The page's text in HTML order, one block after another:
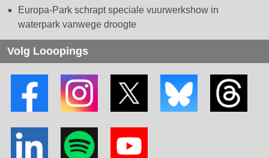
Europa-Park schrapt speciale vuurwerkshow in
waterpark vanwege droogte
Volg Looopings